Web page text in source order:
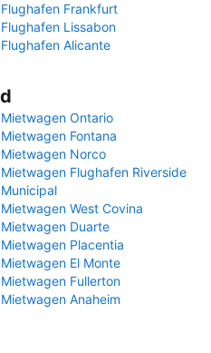
Flughafen Frankfurt
Flughafen Lissabon
Flughafen Alicante
Mietwagen Ontario
Mietwagen Fontana
Mietwagen Norco
Mietwagen Flughafen Riverside
Municipal
Mietwagen West Covina
Mietwagen Duarte
Mietwagen Placentia
Mietwagen El Monte
Mietwagen Fullerton
Mietwagen Anaheim